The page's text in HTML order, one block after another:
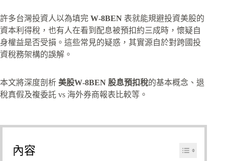
許多台灣投資人以為填完 W‑8BEN 表就能規避投資美股的
資本利得稅，也有人在看到配息被預扣約三成時，懷疑自
身權益是否受損。這些常見的疑惑，其實源自於對跨國投
資稅務架構的誤解。
本文將深度剖析 美股W‑8BEN 股息預扣稅的基本概念、退
稅真假及複委託 vs 海外券商報表比較等。
內容